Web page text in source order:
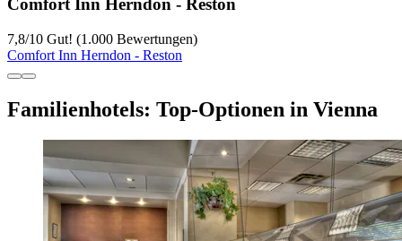
Comfort Inn Herndon - Reston
7,8/10 Gut! (1.000 Bewertungen)
Comfort Inn Herndon - Reston
Familienhotels: Top-Optionen in Vienna